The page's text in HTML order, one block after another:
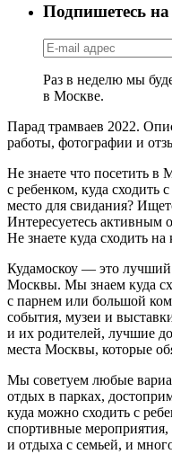
Подпишетесь
Раз в неделю мы
в Москве.
Парад трамваев 2022.
работы, фотографии и
Не знаете что посетить в
с ребенком, куда сходить
место для свидания?
Интересуетесь активным
Не знаете куда сходить
Кудамоскоу — это
Москвы. Мы знаем куда
с парнем или большой
события, музеи и
и их родителей, лучшие
места Москвы, которые
Мы советуем любые
отдых в парках,
куда можно сходить с
спортивные мероприятия,
и отдыха с семьей, и